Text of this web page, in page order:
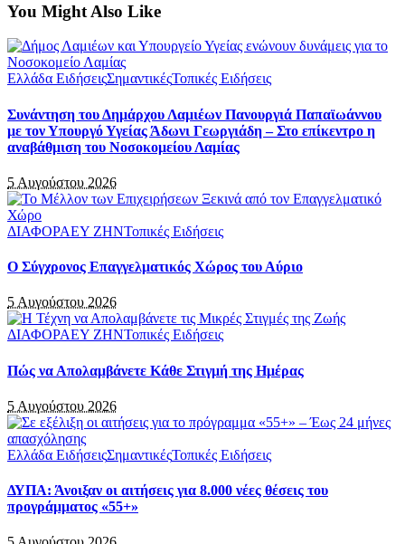
You Might Also Like
Ελλάδα ΕιδήσειςΣημαντικέςΤοπικές Ειδήσεις
Συνάντηση του Δημάρχου Λαμιέων Πανουργιά Παπαϊωάννου
με τον Υπουργό Υγείας Άδωνι Γεωργιάδη – Στο επίκεντρο η
αναβάθμιση του Νοσοκομείου Λαμίας
5 Αυγούστου 2026
ΔΙΑΦΟΡΑΕΥ ΖΗΝΤοπικές Ειδήσεις
Ο Σύγχρονος Επαγγελματικός Χώρος του Αύριο
5 Αυγούστου 2026
ΔΙΑΦΟΡΑΕΥ ΖΗΝΤοπικές Ειδήσεις
Πώς να Απολαμβάνετε Κάθε Στιγμή της Ημέρας
5 Αυγούστου 2026
Ελλάδα ΕιδήσειςΣημαντικέςΤοπικές Ειδήσεις
ΔΥΠΑ: Άνοιξαν οι αιτήσεις για 8.000 νέες θέσεις του
προγράμματος «55+»